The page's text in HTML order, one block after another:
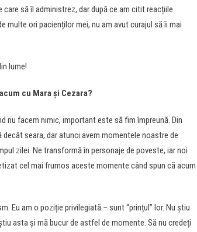
să îl administrez, dar după ce am citit reacțiile
multe ori pacienților mei, nu am avut curajul să îi mai
lume!
cu Mara și Cezara?
nu facem nimic, important este să fim împreună. Din
seara, dar atunci avem momentele noastre de
zilei. Ne transformă în personaje de poveste, iar noi
cel mai frumos aceste momente când spun că acum
Eu am o poziție privilegiată – sunt “prințul” lor. Nu știu
asta și mă bucur de astfel de momente. Să nu credeți